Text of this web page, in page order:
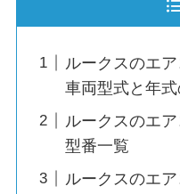
ルークスのエ
車両型式と年
ルークスのエ
型番一覧
ルークスのエ